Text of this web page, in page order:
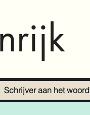
Schrijver aan het woord